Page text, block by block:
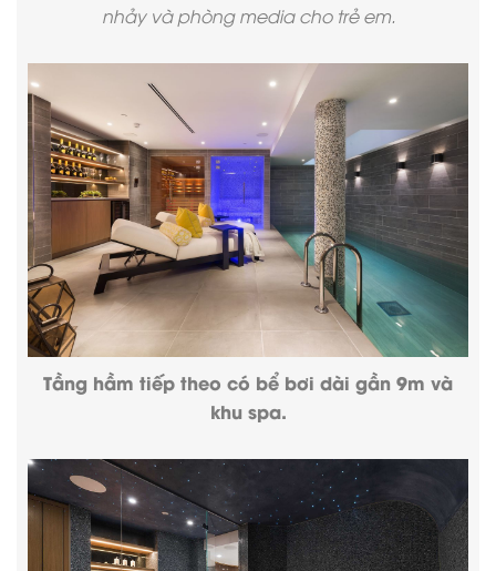
nhảy và phòng media cho trẻ em.
Tầng hầm tiếp theo có bể bơi dài gần 9m và
khu spa.